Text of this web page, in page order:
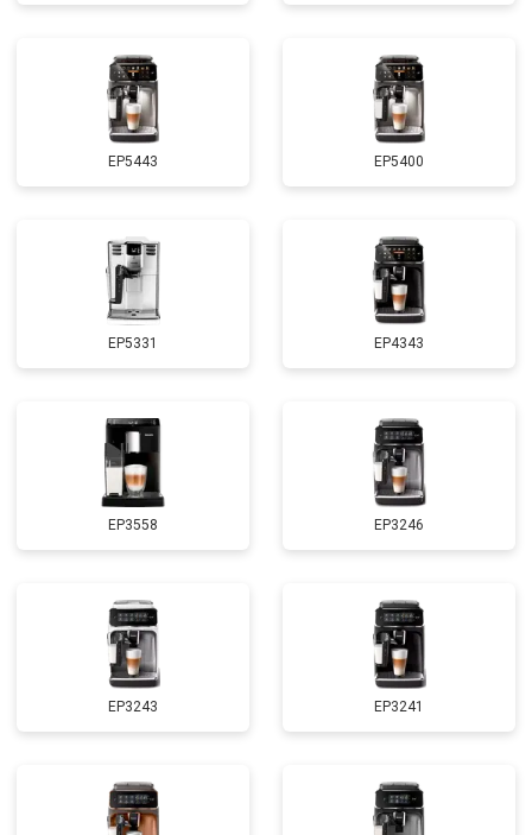
EP5443 EP5400
EP5331 EP4343
EP3558 EP3246
EP3243 EP3241